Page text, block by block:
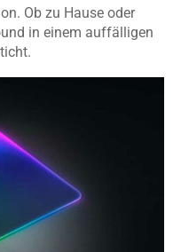
Ob zu Hause oder
in einem auffälligen